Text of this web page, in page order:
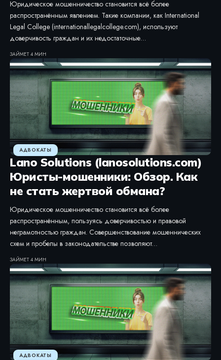
Юридическое мошенничество становится всё более
распространённым явлением. Такие компании, как International
Legal College (internationallegalcollege.com), используют
доверчивость граждан и их недостаточные…
ЗАЙМЕТ 4 МИН
АДВОКАТЫ
Lano Solutions (lanosolutions.com)
Юристы-мошенники: Обзор. Как
не стать жертвой обмана?
Юридическое мошенничество становится всё более
распространённым, пользуясь доверчивостью и правовой
неграмотностью граждан. Совершенствование мошеннических
схем и пробелы в законодательстве позволяют…
ЗАЙМЕТ 4 МИН
АДВОКАТЫ